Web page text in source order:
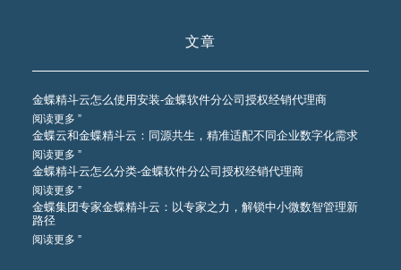
文章
金蝶精斗云怎么使用安装-金蝶软件分公司授权经销代理商
阅读更多 ”
金蝶云和金蝶精斗云：同源共生，精准适配不同企业数字化需求
阅读更多 ”
金蝶精斗云怎么分类-金蝶软件分公司授权经销代理商
阅读更多 ”
金蝶集团专家金蝶精斗云：以专家之力，解锁中小微数智管理新
路径
阅读更多 ”